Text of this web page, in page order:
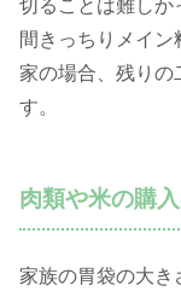
切ることは難しか
間きっちりメイ
家の場合、残りの
す。
肉類や米の購
家族の胃袋の大き